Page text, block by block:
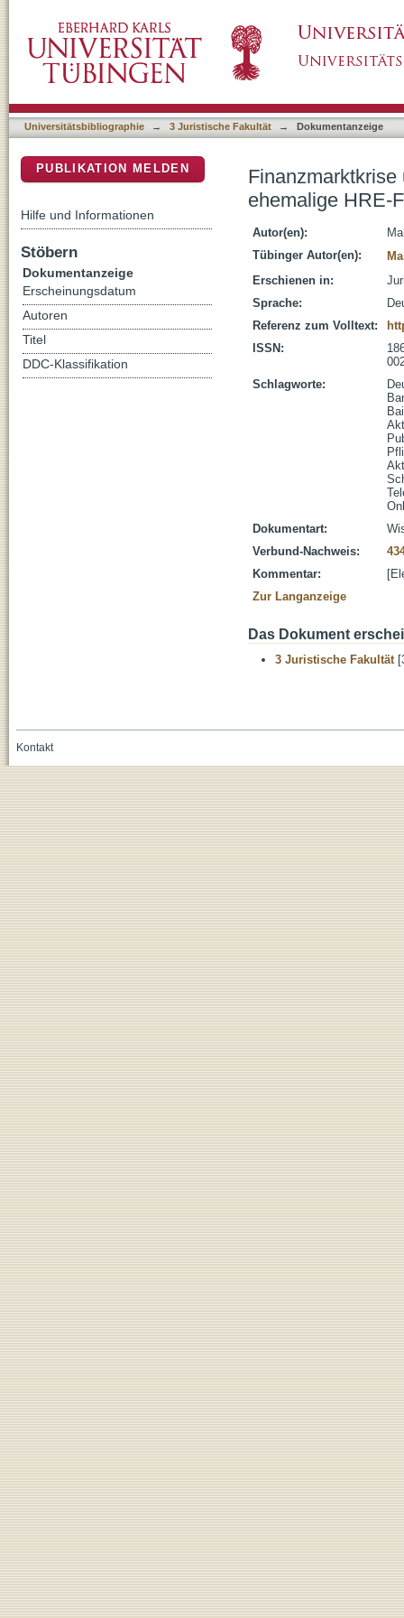
zahlen?
Universitätsbibliographie → 3 Juristische Fakultät → Dokumentanzeige
ehemalige HRE-
Autor(en):
Tübinger Autor(en):
Erschienen in:
Sprache:
Referenz zum Volltext:
ISSN:
Schlagworte:
Dokumentart:
Verbund-Nachweis:
Kommentar:
Zur Langanzeige
Das Dokument
3 Juristische Fakultät
PUBLIKATION MELDEN
Hilfe und Informationen
Stöbern
Dokumentanzeige
Erscheinungsdatum
Autoren
Titel
DDC-Klassifikation
Kontakt